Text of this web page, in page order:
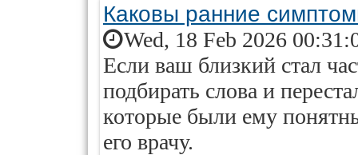
Каковы ранние
Wed, 18 Feb 2026
Если ваш близкий стал
подбирать слова и
которые были ему
его врачу.